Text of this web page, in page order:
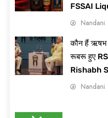
FSSAI
Nandani
कौन हैं ऋषभ
रूबरू हुए
Rishabh
Nandani